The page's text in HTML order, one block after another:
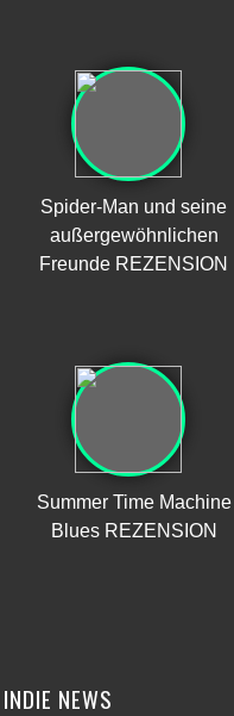
Spider-Man und seine
außergewöhnlichen
Freunde REZENSION
Summer Time Machine
Blues REZENSION
INDIE NEWS